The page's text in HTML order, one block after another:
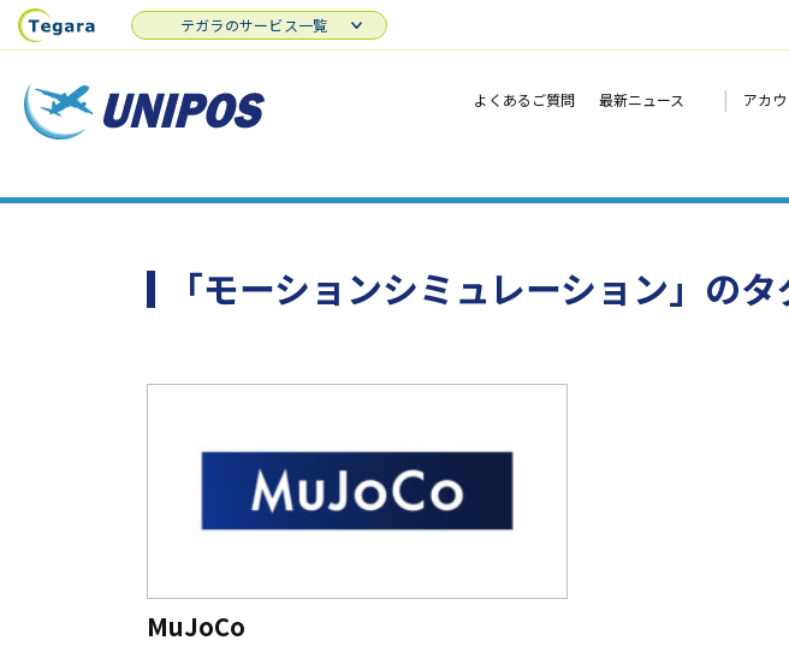
よくあるご質問 最新ニュース | アカ
テガラのサービス一覧
「モーションシミュレーション」の
MuJoCo